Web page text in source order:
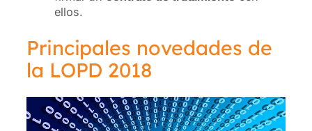
ellos.
Principales novedades de
la LOPD 2018